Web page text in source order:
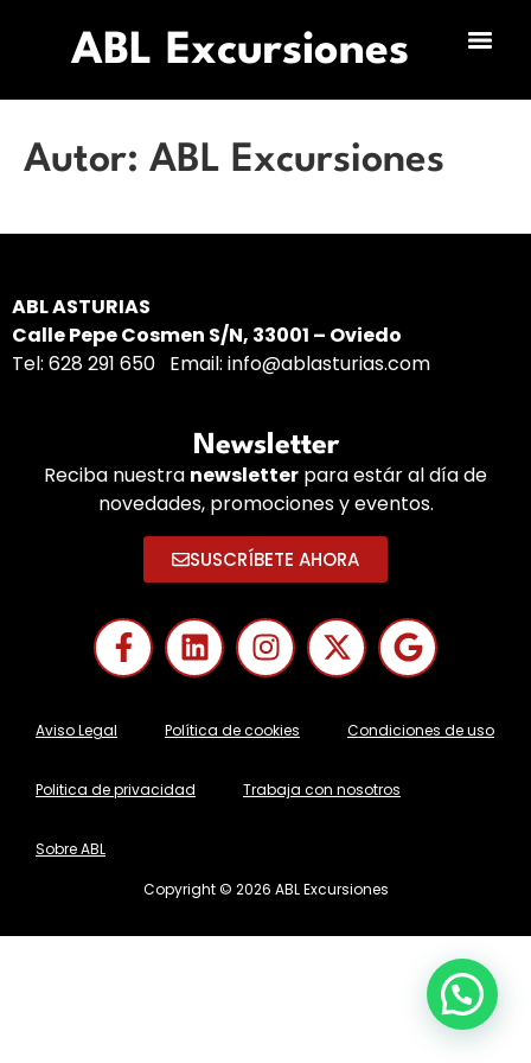
ABL Excursiones
Autor: ABL Excursiones
ABL ASTURIAS
Calle Pepe Cosmen S/N, 33001 – Oviedo
Tel: 628 291 650 Email: info@ablasturias.com
Newsletter
Reciba nuestra newsletter para estár al día de
novedades, promociones y eventos.
SUSCRÍBETE AHORA
Aviso Legal Política de cookies Condiciones de uso
Politica de privacidad Trabaja con nosotros
Sobre ABL
Copyright © 2026 ABL Excursiones